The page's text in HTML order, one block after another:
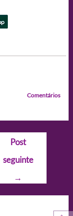
Comentários
Post
seguinte
→